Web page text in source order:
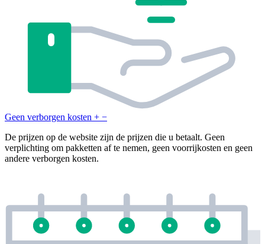
Geen verborgen kosten + −
De prijzen op de website zijn de prijzen die u betaalt. Geen
verplichting om pakketten af te nemen, geen voorrijkosten en geen
andere verborgen kosten.